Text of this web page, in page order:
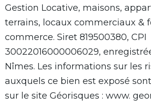
Gestion Locative, maisons,
terrains, locaux commerciaux &
commerce. Siret 819500380, CPI
30022016000006029,
Nîmes. Les informations sur les
auxquels ce bien est exposé
sur le site Géorisques : www.